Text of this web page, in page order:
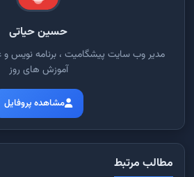
حسین حیاتی
مدیر وب سایت پیشگامیت ، برنامه نویس و
آموزش های روز
مشاهده پروفایل
مطالب مرتبط